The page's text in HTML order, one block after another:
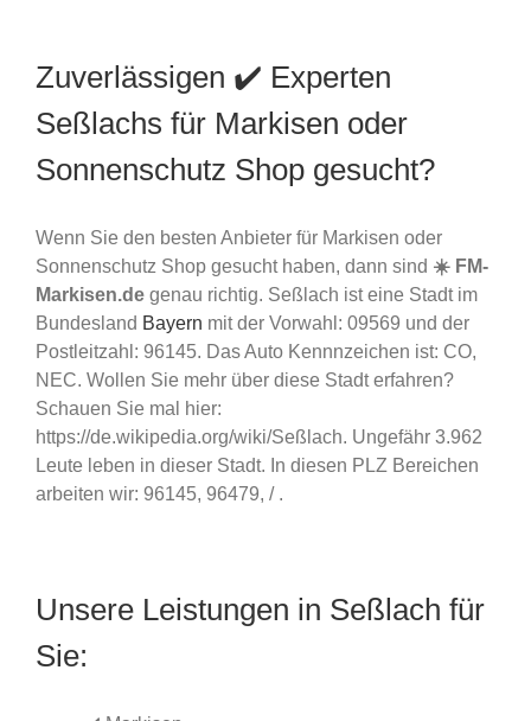
Zuverlässigen ✔️ Experten
Seßlachs für Markisen oder
Sonnenschutz Shop gesucht?
Wenn Sie den besten Anbieter für Markisen oder
Sonnenschutz Shop gesucht haben, dann sind ☀️ FM-
Markisen.de genau richtig. Seßlach ist eine Stadt im
Bundesland Bayern mit der Vorwahl: 09569 und der
Postleitzahl: 96145. Das Auto Kennnzeichen ist: CO,
NEC. Wollen Sie mehr über diese Stadt erfahren?
Schauen Sie mal hier:
https://de.wikipedia.org/wiki/Seßlach. Ungefähr 3.962
Leute leben in dieser Stadt. In diesen PLZ Bereichen
arbeiten wir: 96145, 96479, / .
Unsere Leistungen in Seßlach für
Sie: